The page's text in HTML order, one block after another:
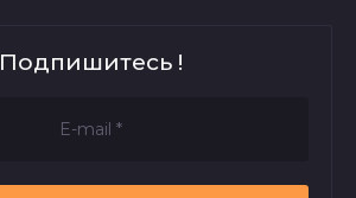
Подпишитесь !